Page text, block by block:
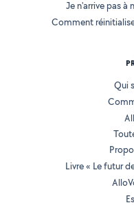
Je n'arrive pas à
Comment
Qui
Livre « Le futur